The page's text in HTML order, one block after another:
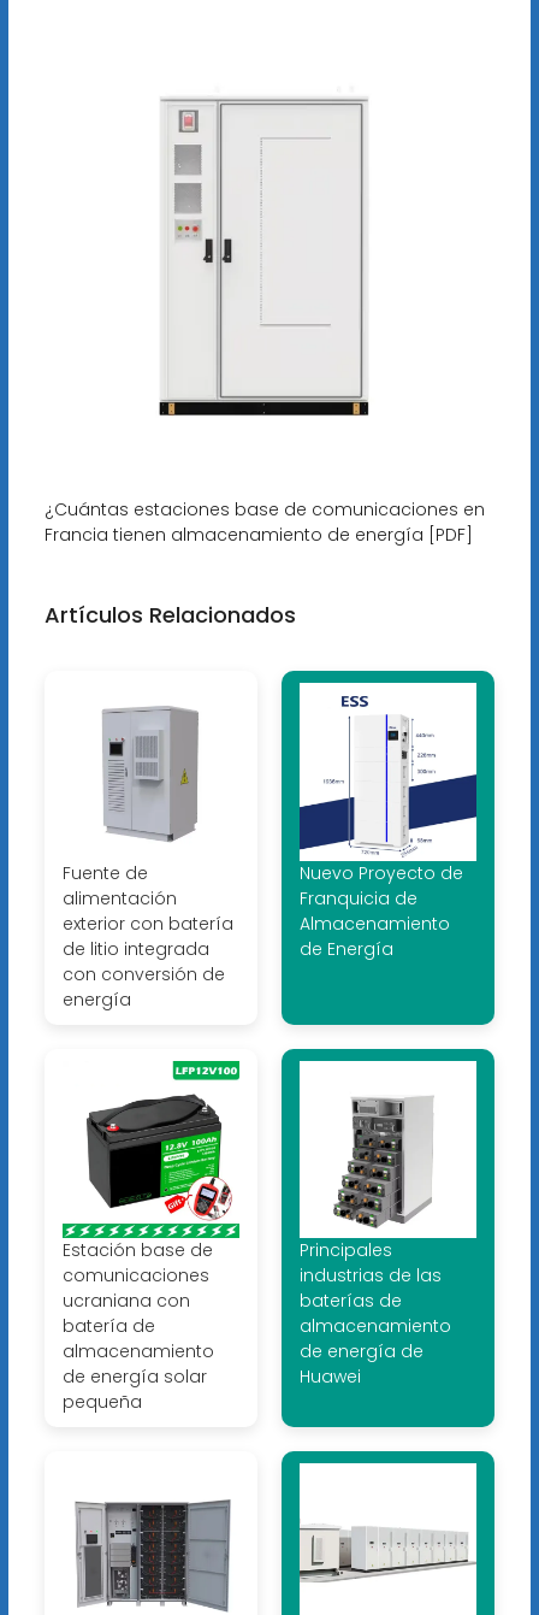
¿Cuántas estaciones base de comunicaciones en
Francia tienen almacenamiento de energía [PDF]
Artículos Relacionados
Fuente de
alimentación
exterior con batería
de litio integrada
con conversión de
energía
Nuevo Proyecto de
Franquicia de
Almacenamiento
de Energía
Estación base de
comunicaciones
ucraniana con
batería de
almacenamiento
de energía solar
pequeña
Principales
industrias de las
baterías de
almacenamiento
de energía de
Huawei